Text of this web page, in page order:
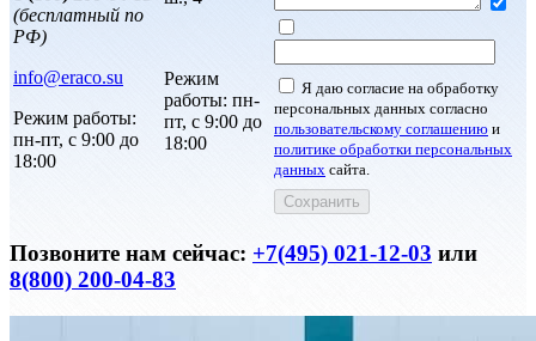
(бесплатный по
РФ)
info@eraco.su
Режим работы:
пн-пт, с 9:00 до
18:00
Режим
работы: пн-
пт, с 9:00 до
18:00
Я даю согласие на обработку
персональных данных согласно
пользовательскому соглашению и
политике обработки персональных
данных сайта.
Позвоните нам сейчас: +7(495) 021-12-03 или
8(800) 200-04-83